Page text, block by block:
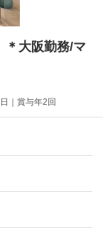
＊大阪勤務/マ
｜賞与年2回